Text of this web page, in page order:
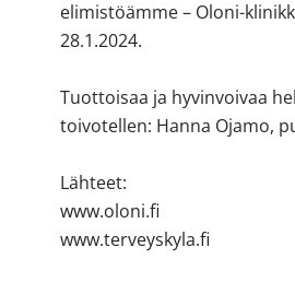
elimistöämme – Oloni-
28.1.2024.
Tuottoisaa ja hyvinvoivaa
toivotellen: Hanna Ojamo,
Lähteet:
www.oloni.fi
www.terveyskyla.fi